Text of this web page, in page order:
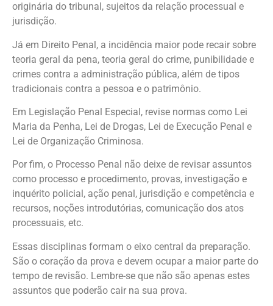
originária do tribunal, sujeitos da relação processual e
jurisdição.
Já em Direito Penal, a incidência maior pode recair sobre
teoria geral da pena, teoria geral do crime, punibilidade e
crimes contra a administração pública, além de tipos
tradicionais contra a pessoa e o patrimônio.
Em Legislação Penal Especial, revise normas como Lei
Maria da Penha, Lei de Drogas, Lei de Execução Penal e
Lei de Organização Criminosa.
Por fim, o Processo Penal não deixe de revisar assuntos
como processo e procedimento, provas, investigação e
inquérito policial, ação penal, jurisdição e competência e
recursos, noções introdutórias, comunicação dos atos
processuais, etc.
Essas disciplinas formam o eixo central da preparação.
São o coração da prova e devem ocupar a maior parte do
tempo de revisão. Lembre-se que não são apenas estes
assuntos que poderão cair na sua prova.